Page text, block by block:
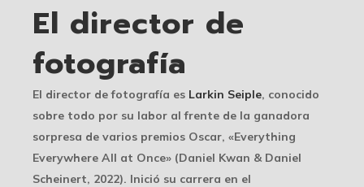
El director de
fotografía
El director de fotografía es Larkin Seiple, conocido
sobre todo por su labor al frente de la ganadora
sorpresa de varios premios Oscar, «Everything
Everywhere All at Once» (Daniel Kwan & Daniel
Scheinert, 2022). Inició su carrera en el